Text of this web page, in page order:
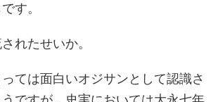
す。
れたせいか。
ては面白いオジサンとして認識さ